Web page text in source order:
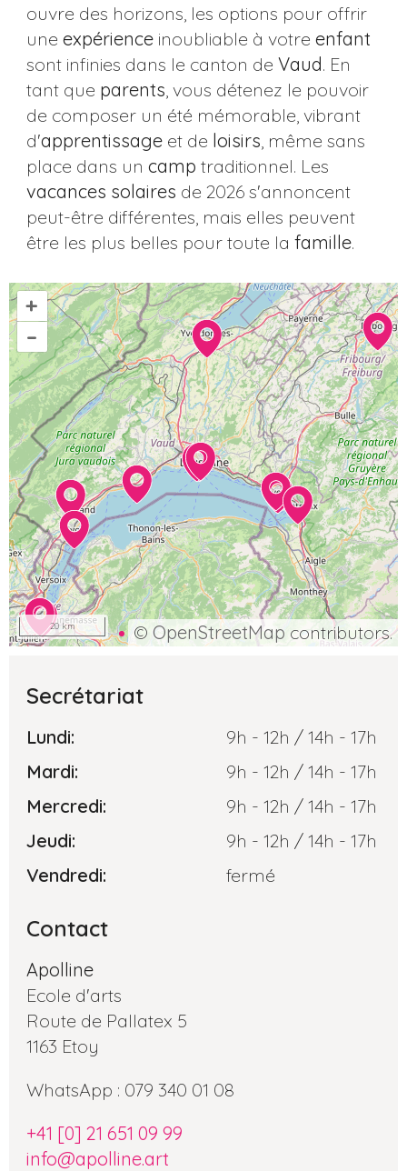
ouvre des horizons, les options pour offrir
une expérienceinoubliable à votre enfant
sont infinies dans le canton de Vaud. En
tant que parents , vous détenez le pouvoir
de composer un été mémorable, vibrant
d'apprentissageet de loisirs , même sans
place dans un camp traditionnel. Les
vacances solaires de 2026 s'annoncent
peut-être différentes, mais elles peuvent
être les plus belles pour toute la famille.
© OpenStreetMap contributors.
+
–
20 km
Secrétariat
Lundi:
9h - 12h / 14h - 17h
Mardi:
9h - 12h / 14h - 17h
Mercredi:
9h - 12h / 14h - 17h
Jeudi:
9h - 12h / 14h - 17h
Vendredi:
fermé
Contact
Apolline
Ecole d'arts
Route de Pallatex 5
1163 Etoy
WhatsApp : 079 340 01 08
+41 [0] 21 651 09 99
info@apolline.art